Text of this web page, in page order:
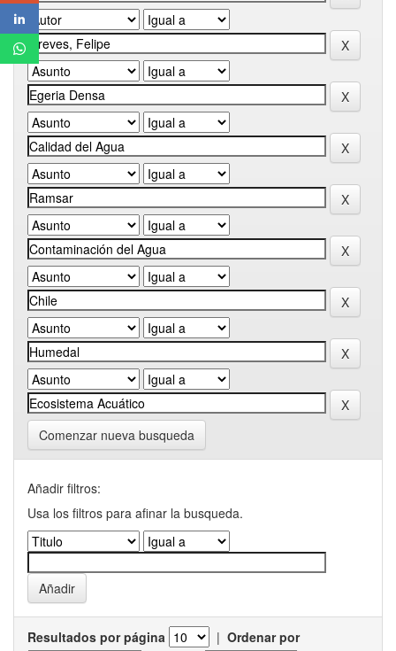
Comenzar nueva busqueda
Añadir filtros:
Usa los filtros para afinar la busqueda.
Resultados por página | Ordenar por